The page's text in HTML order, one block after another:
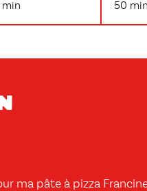
min 50 min
ma pâte à pizza